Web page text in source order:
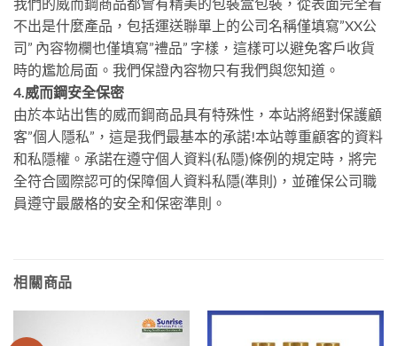
不出是什麼產品，包括運送聯單上的公司名稱僅填寫”XX公
司” 內容物欄也僅填寫”禮品” 字樣，這樣可以避免客戶收貨
時的尷尬局面。我們保證內容物只有我們與您知道。
4.威而鋼安全保密
由於本站出售的威而鋼商品具有特殊性，本站將絕對保護顧
客”個人隱私”，這是我們最基本的承諾!本站尊重顧客的資料
和私隱權。承諾在遵守個人資料(私隱)條例的規定時，將完
全符合國際認可的保障個人資料私隱(準則)，並確保公司職
員遵守最嚴格的安全和保密準則。
相關商品